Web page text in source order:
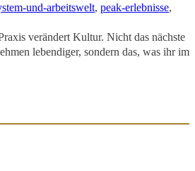
und-arbeitswelt, peak-erlebnisse
verändert Kultur. Nicht das nächste
lebendiger, sondern das, was ihr im